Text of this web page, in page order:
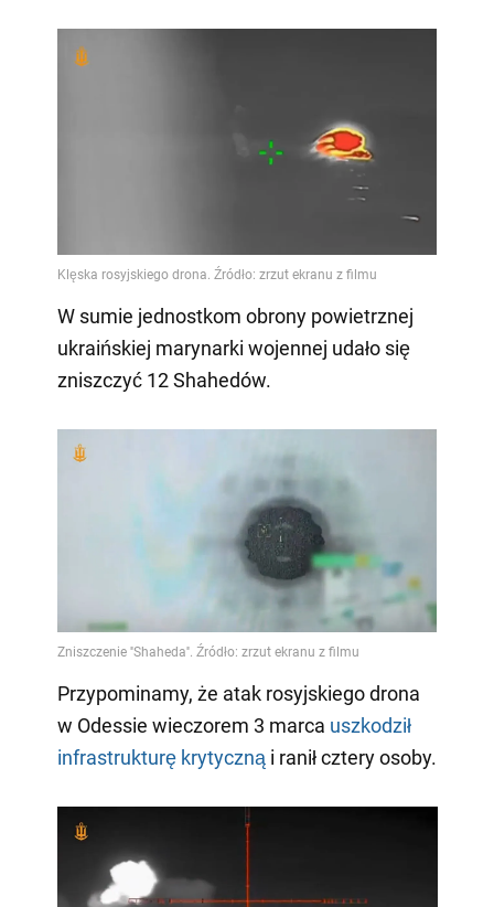
W sumie jednostkom obrony powietrznej
ukraińskiej marynarki wojennej udało się
zniszczyć 12 Shahedów.
Przypominamy, że atak rosyjskiego drona
w Odessie wieczorem 3 marca uszkodził
infrastrukturę krytycznąi ranił cztery osoby.